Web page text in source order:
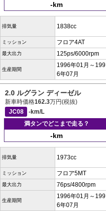
-km
排気量 1838cc
ミッション フロア4AT
最大出力 125ps/6000rpm
生産期間
1996年01月～199
6年07月
2.0 ルグラン ディーゼル
新車時価格162.3万円(税抜)
JC08
-km/L
満タンでどこまで走る？
-km
排気量 1973cc
ミッション フロア5MT
最大出力 76ps/4800rpm
生産期間
1996年01月～199
6年07月